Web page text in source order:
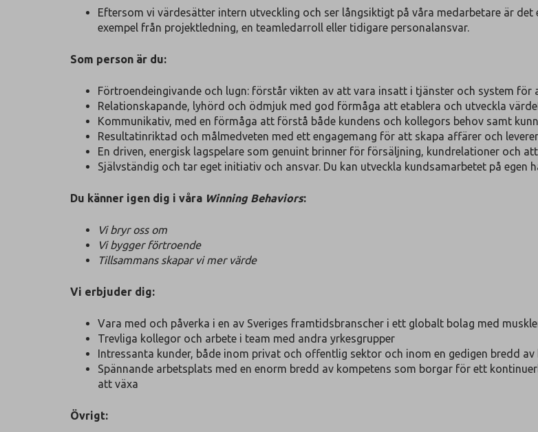
Eftersom vi värdesätter intern utveckling och ser långsiktigt på våra medarbetare är
exempel från projektledning, en teamledarroll eller tidigare personalansvar.
Som person är du:
Förtroendeingivande och lugn: förstår vikten av att vara insatt i tjänster och system
Relationskapande, lyhörd och ödmjuk med god förmåga att etablera och utveckla
Kommunikativ, med en förmåga att förstå både kundens och kollegors behov samt
Resultatinriktad och målmedveten med ett engagemang för att skapa affärer och
En driven, energisk lagspelare som genuint brinner för försäljning, kundrelationer och
Självständig och tar eget initiativ och ansvar. Du kan utveckla kundsamarbetet på
Du känner igen dig i våra Winning Behaviors:
Vi bryr oss om
Vi bygger förtroende
Tillsammans skapar vi mer värde
Vi erbjuder dig:
Vara med och påverka i en av Sveriges framtidsbranscher i ett globalt bolag med
Trevliga kollegor och arbete i team med andra yrkesgrupper
Intressanta kunder, både inom privat och offentlig sektor och inom en gedigen bredd av
Spännande arbetsplats med en enorm bredd av kompetens som borgar för ett
att växa
Övrigt: